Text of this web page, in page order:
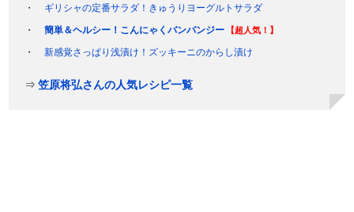
ギリシャの定番サラダ！きゅうりヨーグルトサラダ
簡単＆ヘルシー！こんにゃくバンバンジー
【超人気！】
新感覚さっぱり浅漬け！ズッキーニのからし漬け
⇒笠原将弘さんの人気レシピ一覧